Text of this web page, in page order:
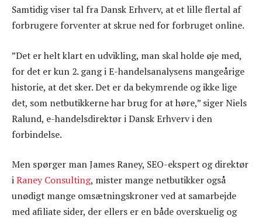
Samtidig viser tal fra Dansk Erhverv, at et lille flertal af
forbrugere forventer at skrue ned for forbruget online.
”Det er helt klart en udvikling, man skal holde øje med,
for det er kun 2. gang i E-handelsanalysens mangeårige
historie, at det sker. Det er da bekymrende og ikke lige
det, som netbutikkerne har brug for at høre,” siger Niels
Ralund, e-handelsdirektør i Dansk Erhverv i den
forbindelse.
Men spørger man James Raney, SEO-ekspert og direktør
iRaney Consulting, mister mange netbutikker også
unødigt mange omsætningskroner ved at samarbejde
med afiliate sider, der ellers er en både overskuelig og